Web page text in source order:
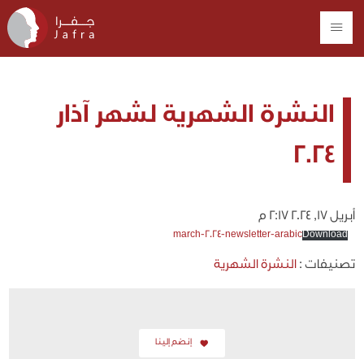
النشرة الشهرية لشهر آذار
2024
أبريل 17, 2024 2:17 م
march-2024-newsletter-arabicDownload
تصنيفات :النشرة الشهرية
إنضم إلينا